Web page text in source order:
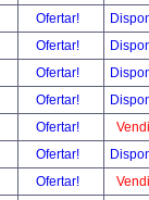
Ofertar!
Ofertar!
Ofertar!
Ofertar!
Ofertar!
Ofertar!
Ofertar!